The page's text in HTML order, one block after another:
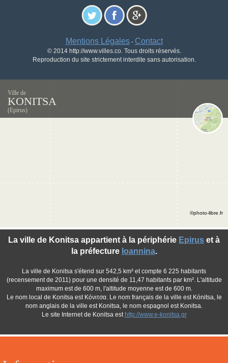
Mentions Légales- Contact
© 2014 http://www.villes.co. Tous droits réservés.
Reproduction du site strictement interdite sans autorisation.
Ville de
KONITSA
(Epirus)
La ville de Konitsa appartient à la périphérie Epirus et à
la préfecture Ioannina.
La ville de Konitsa s'étend sur 542,5 km² et compte 6 225 habitants
(recensement de 2011) pour une densité de 11,47 habitants par km². L'altitude
maximum est de 600 m, l'altitude moyenne est de 600 m.
Le nom local de Konitsa est Κόνιτσα. Le nom français de la ville est Kónitsa, le
nom anglais de la ville est Konitsa, le nom espagnol est Konitsa.
Le site Internet de Konitsa est http://www.e-konitsa.gr
©photo-libre.fr